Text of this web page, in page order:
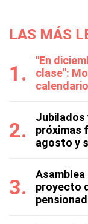
LAS MÁS
"En
clase":
Jubilados
próximas
agosto y
Asamblea
proyecto